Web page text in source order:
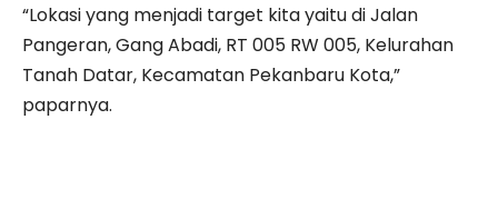
“Lokasi yang menjadi target kita yaitu di Jalan
Pangeran, Gang Abadi, RT 005 RW 005, Kelurahan
Tanah Datar, Kecamatan Pekanbaru Kota,”
paparnya.